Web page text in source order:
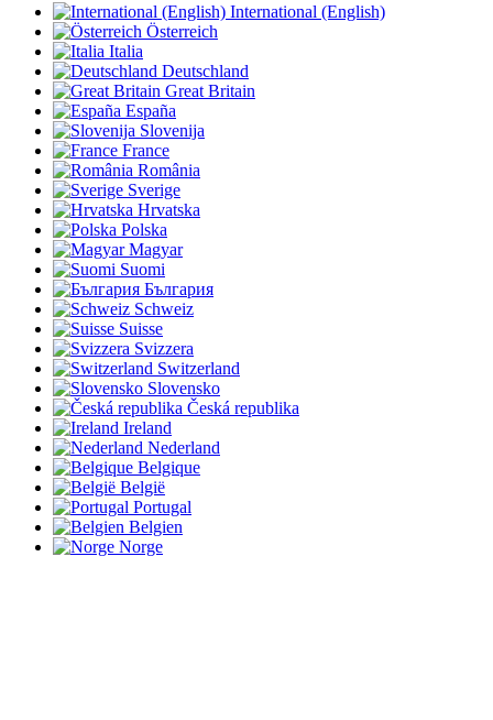
International (English)
Österreich
Italia
Deutschland
Great Britain
España
Slovenija
France
România
Sverige
Hrvatska
Polska
Magyar
Suomi
България
Schweiz
Suisse
Svizzera
Switzerland
Slovensko
Česká republika
Ireland
Nederland
Belgique
België
Portugal
Belgien
Norge